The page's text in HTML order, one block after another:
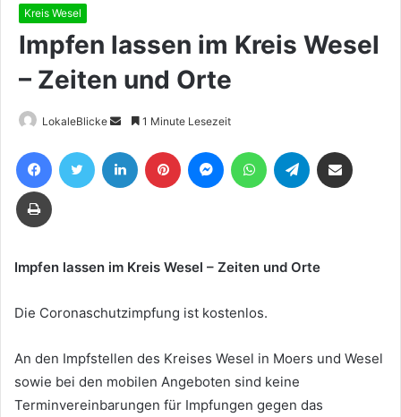
Kreis Wesel
Impfen lassen im Kreis Wesel
– Zeiten und Orte
LokaleBlicke
Sende
eine
E-
1 Minute Lesezeit
FacebookTwitter LinkedIn Pinterest MessengerWhatsAppTelegram
Drucken
Impfen lassen im Kreis Wesel – Zeiten und Orte
Die Coronaschutzimpfung ist kostenlos.
An den Impfstellen des Kreises Wesel in Moers und Wesel
sowie bei den mobilen Angeboten sind keine
Terminvereinbarungen für Impfungen gegen das